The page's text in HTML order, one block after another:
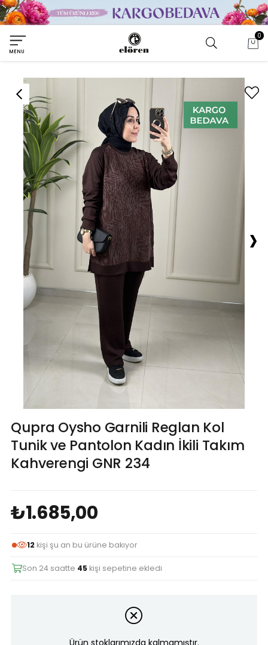
MENU
0
›
Qupra Oysho Garnili Reglan Kol
Tunik ve Pantolon Kadın İkili Takım
Kahverengi GNR 234
₺1.685,00
12 kişi şu an bu ürüne bakıyor
Son 24 saatte 45 kişi sepetine ekledi